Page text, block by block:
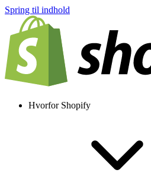
Spring til indhold
Hvorfor Shopify